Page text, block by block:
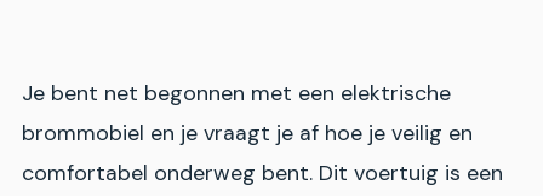
Je bent net begonnen met een elektrische
brommobiel en je vraagt je af hoe je veilig en
comfortabel onderweg bent. Dit voertuig is een